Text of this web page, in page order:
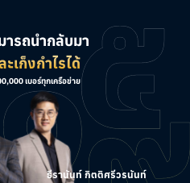
ารถนำกลับมา
เก็งกำไรได้
เบอร์ทุกเครือข่าย
ธีรานันท์ กิตติศรีวรนันท์